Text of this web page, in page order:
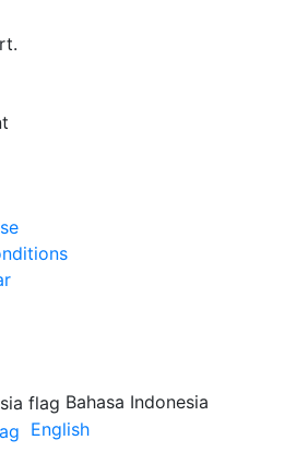
Bahasa Indonesia
English